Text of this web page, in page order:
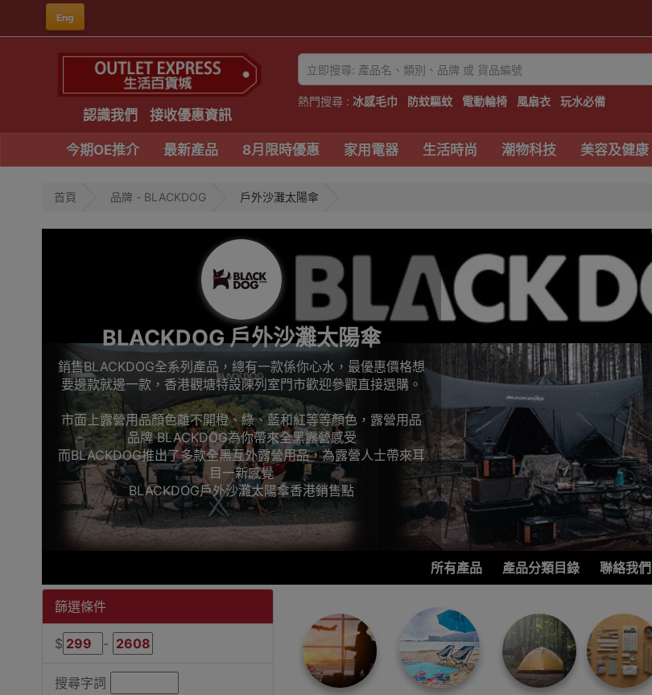
Eng
認識我們 接收優惠資訊
熱門搜尋 : 冰感毛巾 防蚊驅蚊 電動輪椅 風扇衣 玩水必備
今期OE推介 最新產品 8月限時優惠 家用電器 生活時尚 潮物科技 美容及健康
首頁 品牌 - BLACKDOG 戶外沙灘太陽傘
BLACKDOG 戶外沙灘太陽傘
銷售BLACKDOG全系列產品，總有一款係你心水，最優惠價格想
要邊款就邊一款，香港觀塘特設陳列室門市歡迎參觀直接選購。
市面上露營用品顏色離不開橙、綠、藍和紅等等顏色，露營用品
品牌 BLACKDOG為你帶來全黑露營感受
而BLACKDOG推出了多款全黑互外露營用品，為露營人士帶來耳
目一新感覺
BLACKDOG戶外沙灘太陽傘香港銷售點
所有產品 產品分類目錄 聯絡我們
篩選條件
$ -
搜尋字詞